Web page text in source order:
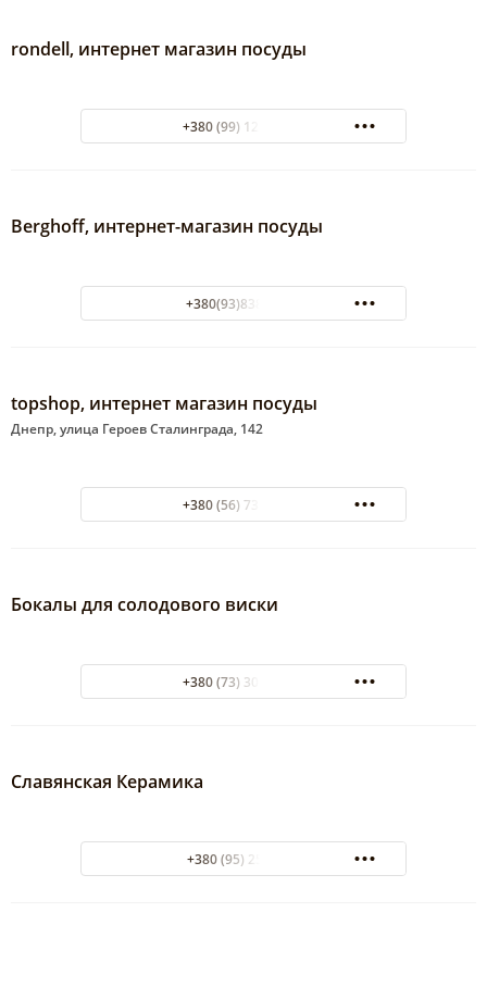
rondell, интернет магазин посуды
+380 (99) 123-92-63
Berghoff, интернет-магазин посуды
+380(93)838-30-28
topshop, интернет магазин посуды
Днепр, улица Героев Сталинграда, 142
+380 (56) 735-02-05
Бокалы для солодового виски
+380 (73) 30332519
Славянская Керамика
+380 (95) 2592451